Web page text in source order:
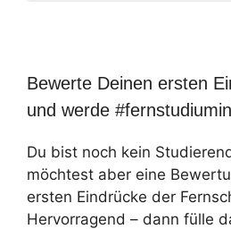
Bewerte Deinen ersten
und werde
Du bist noch kein
möchtest aber eine
ersten Eindrücke der
Hervorragend – dann fülle